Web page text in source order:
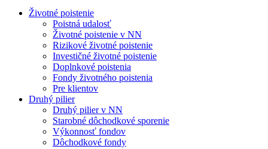
Životné poistenie
Poistná udalosť
Životné poistenie v NN
Rizikové životné poistenie
Investičné životné poistenie
Doplnkové poistenia
Fondy životného poistenia
Pre klientov
Druhý pilier
Druhý pilier v NN
Starobné dôchodkové sporenie
Výkonnosť fondov
Dôchodkové fondy